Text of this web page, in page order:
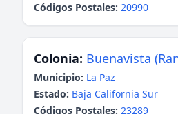
Códigos Postales: 20990
Colonia: Buenavista
Municipio: La Paz
Estado: Baja California Sur
Códigos Postales: 23289